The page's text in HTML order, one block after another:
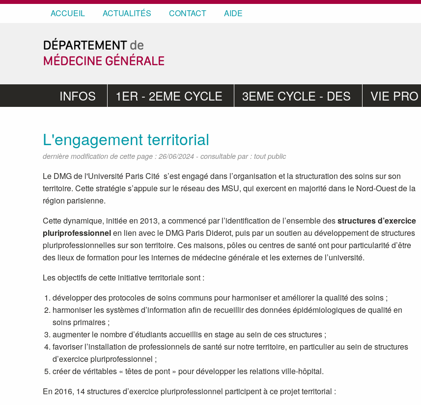
ACCUEIL ACTUALITÉS CONTACT AIDE
INFOS 1ER - 2EME CYCLE 3EME CYCLE - DES VIE PRO
L'engagement territorial
dernière modification de cette page : 26/06/2024 - consultable par : tout public
Le DMG de l'Université Paris Cité s’est engagé dans l’organisation et la structuration des soins sur son
territoire. Cette stratégie s’appuie sur le réseau des MSU, qui exercent en majorité dans le Nord-Ouest de la
région parisienne.
Cette dynamique, initiée en 2013, a commencé par l’identification de l’ensemble desstructures d’exercice
pluriprofessionnelen lien avec le DMG Paris Diderot, puis par un soutien au développement de structures
pluriprofessionnelles sur son territoire. Ces maisons, pôles ou centres de santé ont pour particularité d’être
des lieux de formation pour les internes de médecine générale et les externes de l’université.
Les objectifs de cette initiative territoriale sont :
développer des protocoles de soins communs pour harmoniser et améliorer la qualité des soins ;
harmoniser les systèmes d’information afin de recueillir des données épidémiologiques de qualité en
soins primaires ;
augmenter le nombre d’étudiants accueillis en stage au sein de ces structures ;
favoriser l’installation de professionnels de santé sur notre territoire, en particulier au sein de structures
d’exercice pluriprofessionnel ;
créer de véritables « têtes de pont » pour développer les relations ville-hôpital.
En 2016, 14 structures d’exercice pluriprofessionnel participent à ce projet territorial :